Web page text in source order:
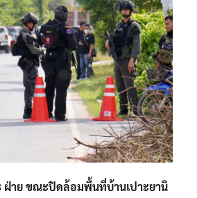
ฝ่าย ขณะปิดล้อมพื้นที่บ้านเปาะยานิ